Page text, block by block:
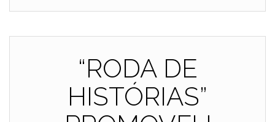
“RODA DE
HISTÓRIAS”